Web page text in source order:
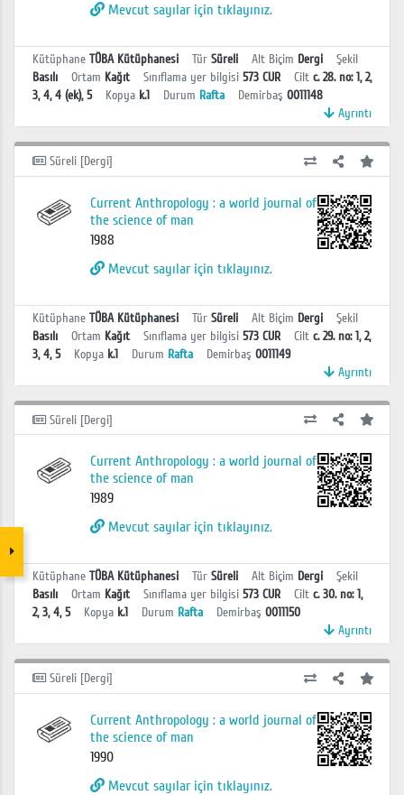
Mevcut sayılar için tıklayınız.
Kütüphane TÜBA Kütüphanesi Tür Süreli Alt Biçim Dergi
Şekil
Basılı
Ortam Kağıt Sınıflama yer bilgisi 573 CUR Cilt c. 28. no: 1, 2,
3, 4, 4 (ek), 5
Kopya k.1 Durum Rafta Demirbaş 0011148
Ayrıntı
Süreli [Dergi]
Current Anthropology : a world journal of
the science of man
1988
Mevcut sayılar için tıklayınız.
Kütüphane TÜBA Kütüphanesi Tür Süreli Alt Biçim Dergi
Şekil
Basılı
Ortam Kağıt Sınıflama yer bilgisi 573 CUR Cilt c. 29. no: 1, 2,
3, 4, 5
Kopya k.1 Durum Rafta Demirbaş 0011149
Ayrıntı
Süreli [Dergi]
Current Anthropology : a world journal of
the science of man
1989
Mevcut sayılar için tıklayınız.
Kütüphane TÜBA Kütüphanesi Tür Süreli Alt Biçim Dergi
Şekil
Basılı
Ortam Kağıt Sınıflama yer bilgisi 573 CUR Cilt c. 30. no: 1,
2, 3, 4, 5
Kopya k.1 Durum Rafta Demirbaş 0011150
Ayrıntı
Süreli [Dergi]
Current Anthropology : a world journal of
the science of man
1990
Mevcut sayılar için tıklayınız.